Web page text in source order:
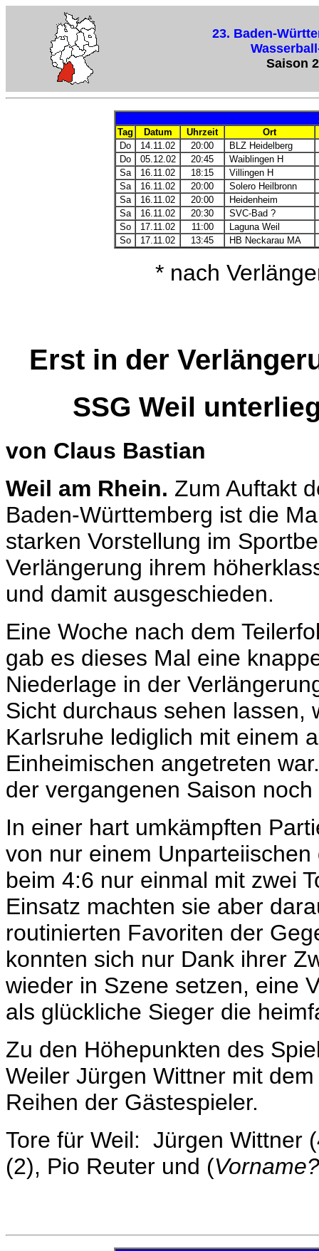
23. Baden-
Saison
Tag
Datum Uhrzeit
Ort
Do
14.11.02 20:00
BLZ Heidelberg
Do
05.12.02 20:45
Waiblingen H
Sa
16.11.02 18:15
Villingen H
Sa
16.11.02 20:00
Solero Heilbronn
Sa
16.11.02 20:00
Heidenheim
Sa
16.11.02 20:30
SVC-Bad ?
So
17.11.02 11:00
Laguna Weil
So
17.11.02 13:45 HB Neckarau MA
* nach
Erst in der
SSG Weil
von Claus Bastian
Weil am Rhein. Zum Auftakt
Baden-Württemberg ist die
starken Vorstellung im
Verlängerung ihrem
und damit ausgeschieden.
Eine Woche nach dem
gab es dieses Mal eine
Niederlage in der
Sicht durchaus sehen lassen,
Karlsruhe lediglich mit einem
Einheimischen angetreten
der vergangenen Saison
In einer hart umkämpften
von nur einem
beim 4:6 nur einmal mit zwei
Einsatz machten sie aber
routinierten Favoriten der
konnten sich nur Dank ihrer
wieder in Szene setzen, eine
als glückliche Sieger die
Zu den Höhepunkten des
Weiler Jürgen Wittner mit
Reihen der Gästespieler.
Tore für Weil: Jürgen Wittner
(2), Pio Reuter und (Vorname?